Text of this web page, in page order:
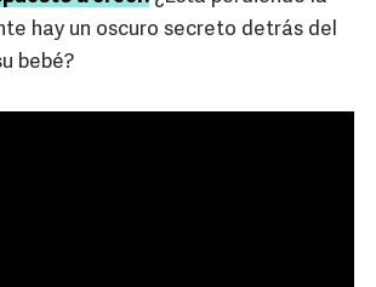
hay un oscuro secreto detrás del
bebé?